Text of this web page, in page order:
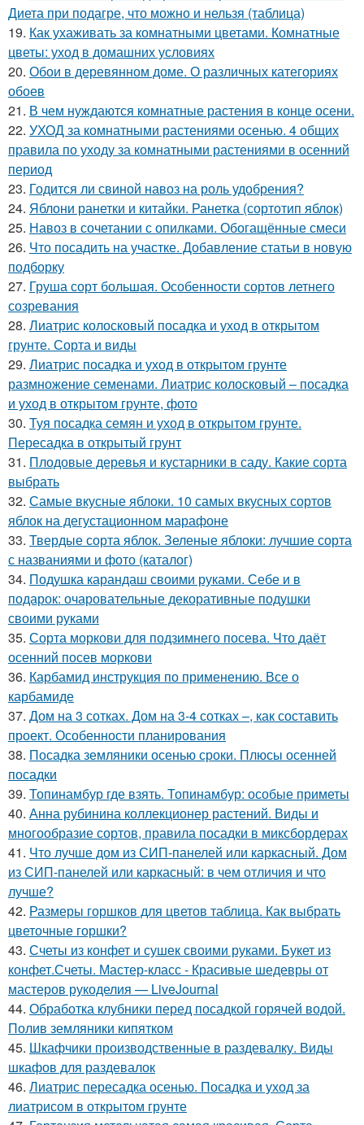
Диета при подагре, что можно и нельзя (таблица)
19. Как ухаживать за комнатными цветами. Комнатные
цветы: уход в домашних условиях
20. Обои в деревянном доме. О различных категориях
обоев
21. В чем нуждаются комнатные растения в конце осени.
22. УХОД за комнатными растениями осенью. 4 общих
правила по уходу за комнатными растениями в осенний
период
23. Годится ли свиной навоз на роль удобрения?
24. Яблони ранетки и китайки. Ранетка (сортотип яблок)
25. Навоз в сочетании с опилками. Обогащённые смеси
26. Что посадить на участке. Добавление статьи в новую
подборку
27. Груша сорт большая. Особенности сортов летнего
созревания
28. Лиатрис колосковый посадка и уход в открытом
грунте. Сорта и виды
29. Лиатрис посадка и уход в открытом грунте
размножение семенами. Лиатрис колосковый – посадка
и уход в открытом грунте, фото
30. Туя посадка семян и уход в открытом грунте.
Пересадка в открытый грунт
31. Плодовые деревья и кустарники в саду. Какие сорта
выбрать
32. Самые вкусные яблоки. 10 самых вкусных сортов
яблок на дегустационном марафоне
33. Твердые сорта яблок. Зеленые яблоки: лучшие сорта
с названиями и фото (каталог)
34. Подушка карандаш своими руками. Себе и в
подарок: очаровательные декоративные подушки
своими руками
35. Сорта моркови для подзимнего посева. Что даёт
осенний посев моркови
36. Карбамид инструкция по применению. Все о
карбамиде
37. Дом на 3 сотках. Дом на 3-4 сотках –, как составить
проект. Особенности планирования
38. Посадка земляники осенью сроки. Плюсы осенней
посадки
39. Топинамбур где взять. Топинамбур: особые приметы
40. Анна рубинина коллекционер растений. Виды и
многообразие сортов, правила посадки в миксбордерах
41. Что лучше дом из СИП-панелей или каркасный. Дом
из СИП-панелей или каркасный: в чем отличия и что
лучше?
42. Размеры горшков для цветов таблица. Как выбрать
цветочные горшки?
43. Счеты из конфет и сушек своими руками. Букет из
конфет.Счеты. Мастер-класс - Красивые шедевры от
мастеров рукоделия — LiveJournal
44. Обработка клубники перед посадкой горячей водой.
Полив земляники кипятком
45. Шкафчики производственные в раздевалку. Виды
шкафов для раздевалок
46. Лиатрис пересадка осенью. Посадка и уход за
лиатрисом в открытом грунте